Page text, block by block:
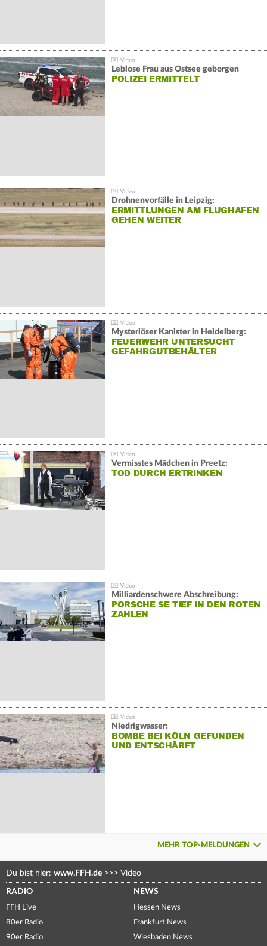
Leblose Frau aus Ostsee geborgen
POLIZEI ERMITTELT
Drohnenvorfälle in Leipzig:
ERMITTLUNGEN AM FLUGHAFEN
GEHEN WEITER
Mysteriöser Kanister in Heidelberg:
FEUERWEHR UNTERSUCHT
GEFAHRGUTBEHÄLTER
Vermisstes Mädchen in Preetz:
TOD DURCH ERTRINKEN
Milliardenschwere Abschreibung:
PORSCHE SE TIEF IN DEN ROTEN
ZAHLEN
Niedrigwasser:
BOMBE BEI KÖLN GEFUNDEN
UND ENTSCHÄRFT
MEHR TOP-MELDUNGEN
Du bist hier: www.FFH.de >>> Video
RADIO
FFH Live
80er Radio
90er Radio
NEWS
Hessen News
Frankfurt News
Wiesbaden News